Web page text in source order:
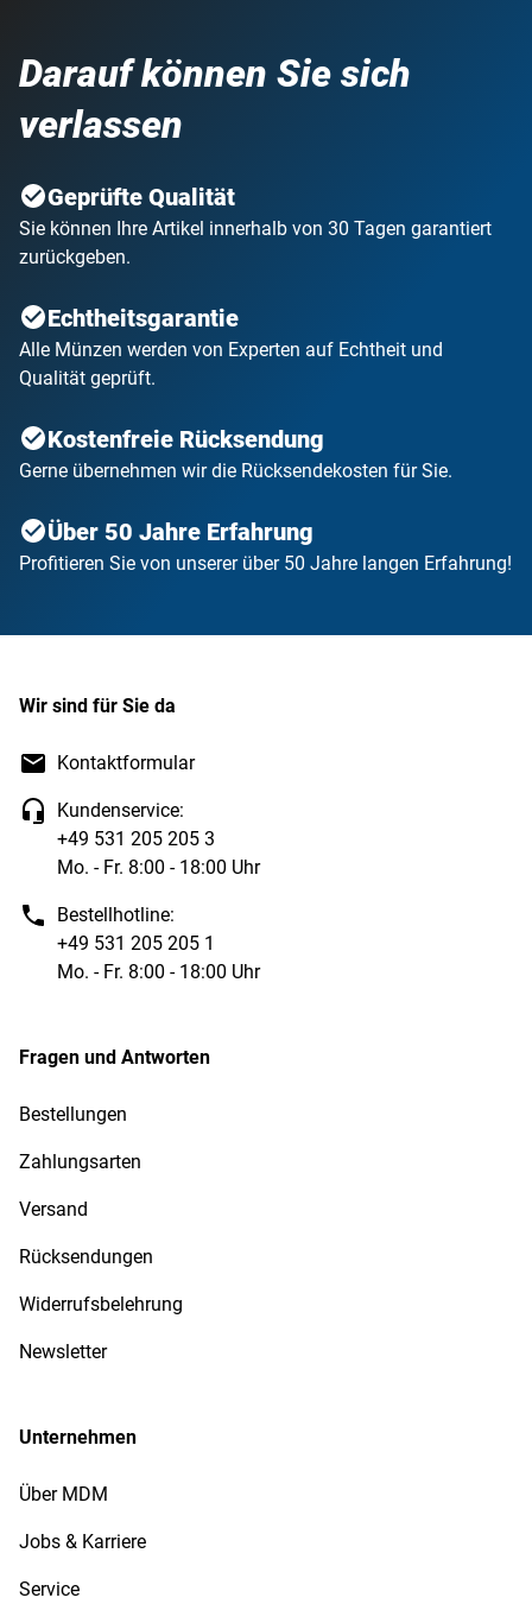
Darauf können Sie sich
verlassen
Geprüfte Qualität
Sie können Ihre Artikel innerhalb von 30 Tagen garantiert
zurückgeben.
Echtheitsgarantie
Alle Münzen werden von Experten auf Echtheit und
Qualität geprüft.
Kostenfreie Rücksendung
Gerne übernehmen wir die Rücksendekosten für Sie.
Über 50 Jahre Erfahrung
Profitieren Sie von unserer über 50 Jahre langen Erfahrung!
Wir sind für Sie da
Kontaktformular
Kundenservice:
+49 531 205 205 3
Mo. - Fr. 8:00 - 18:00 Uhr
Bestellhotline:
+49 531 205 205 1
Mo. - Fr. 8:00 - 18:00 Uhr
Fragen und Antworten
Bestellungen
Zahlungsarten
Versand
Rücksendungen
Widerrufsbelehrung
Newsletter
Unternehmen
Über MDM
Jobs & Karriere
Service